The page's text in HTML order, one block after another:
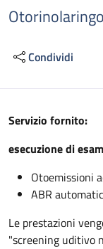
Condividi
Descrizione
Servizio fornito:
esecuzione di
Otoemissioni
ABR
Le prestazioni
"screening uditivo